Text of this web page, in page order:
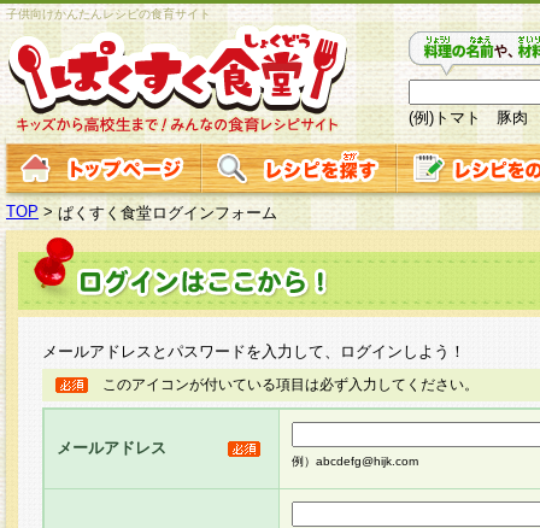
子供向けかんたんレシピの食育サイト
(例)トマト 豚肉
TOP > ぱくすく食堂ログインフォーム
メールアドレスとパスワードを入力して、ログインしよう！
このアイコンが付いている項目は必ず入力してください。
メールアドレス
例）abcdefg@hijk.com